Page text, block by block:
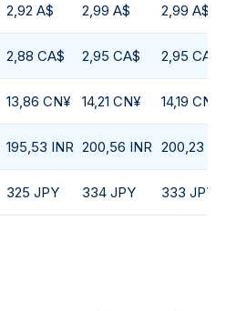
2,92 A$ 2,99 A$ 2,99 A$
2,88 CA$ 2,95 CA$ 2,95 CA$
13,86 CN¥ 14,21 CN¥ 14,19 CN¥
195,53 INR 200,56 INR 200,23
325 JPY 334 JPY 333 JPY